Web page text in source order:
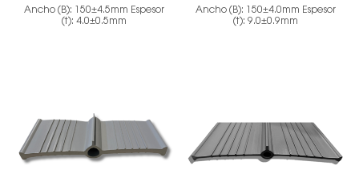
Ancho (B): 150±4.5mm Espesor
(t): 4.0±0.5mm
Ancho (B): 150±4.0mm Espesor
(t): 9.0±0.9mm